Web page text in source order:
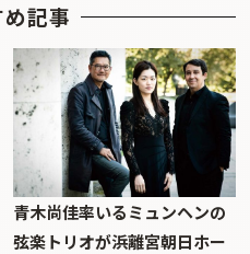
記事
青木尚佳率いるミュンヘンの
弦楽トリオが浜離宮朝日ホー